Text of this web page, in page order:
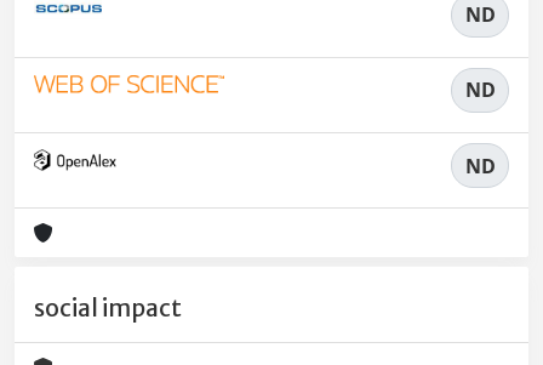
ND
ND
ND
social impact